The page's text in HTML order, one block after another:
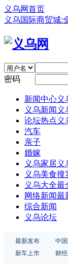
义乌网首页
义乌国际商贸城:
密码
新闻中心义
义乌新闻 义
论坛热点 义
汽车
亲子
婚嫁
义乌家居义
义乌美食搜
义乌大全最
网络新闻最
综合新闻
义乌论坛
最新发布 中
新车上市
财